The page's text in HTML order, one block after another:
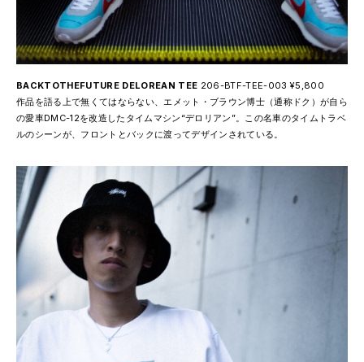
BACKTOTHEFUTURE DELOREAN TEE 206-BTF-TEE-003 ¥5,800
作品を語る上で無くてはならない、エメット・ブラウン博士（通称ドク）が自ら
の愛車DMC-12を改造したタイムマシン“デロリアン”。この名車のタイムトラベ
ルのシーンが、フロントとバックに渡ってデザインされている。